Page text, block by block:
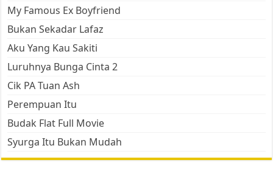
My Famous Ex Boyfriend
Bukan Sekadar Lafaz
Aku Yang Kau Sakiti
Luruhnya Bunga Cinta 2
Cik PA Tuan Ash
Perempuan Itu
Budak Flat Full Movie
Syurga Itu Bukan Mudah